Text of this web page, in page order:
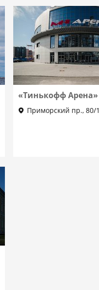
«Тинькофф Арена»
Приморский пр., 80/1